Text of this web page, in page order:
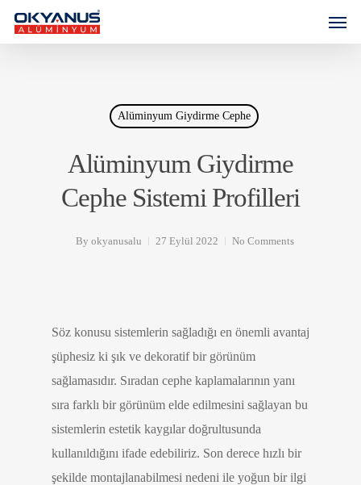
Alüminyum Giydirme Cephe
Alüminyum Giydirme
Cephe Sistemi Profilleri
By okyanusalu 27 Eylül 2022 No Comments
Söz konusu sistemlerin sağladığı en önemli avantaj
şüphesiz ki şık ve dekoratif bir görünüm
sağlamasıdır. Sıradan cephe kaplamalarının yanı
sıra farklı bir görünüm elde edilmesini sağlayan bu
sistemlerin estetik kaygılar doğrultusunda
kullanıldığını ifade edebiliriz. Son derece hızlı bir
şekilde montajlanabilmesi nedeni ile yoğun bir ilgi